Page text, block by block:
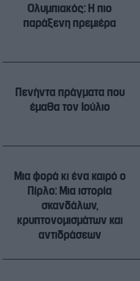
Ολυμπιακός: H πιο
παράξενη πρεμιέρα
Πενήντα πράγματα που
έμαθα τον Ιούλιο
Μια φορά κι ένα καιρό ο
Πίρλο: Μια ιστορία
σκανδάλων,
κρυπτονομισμάτων και
αντιδράσεων